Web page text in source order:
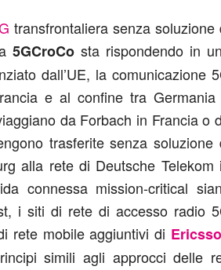
transfrontaliera senza soluzione
5GCroCo sta rispondendo in
dall’UE, la comunicazione
e al confine tra
da Forbach in Francia o
trasferite senza soluzione
alla rete di Deutsche Telekom
connessa mission-critical
i siti di rete di accesso radio
rete mobile aggiuntivi di
simili agli approcci delle